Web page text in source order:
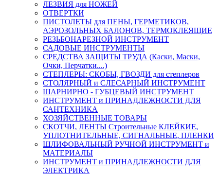
ЛЕЗВИЯ для НОЖЕЙ
ОТВЕРТКИ
ПИСТОЛЕТЫ для ПЕНЫ, ГЕРМЕТИКОВ,
АЭРОЗОЛЬНЫХ БАЛОНОВ, ТЕРМОКЛЕЯЩИЕ
РЕЗЬБОНАРЕЗНОЙ ИНСТРУМЕНТ
САДОВЫЕ ИНСТРУМЕНТЫ
СРЕДСТВА ЗАЩИТЫ ТРУДА (Каски, Маски,
Очки, Перчатки....)
СТЕПЛЕРЫ: СКОБЫ, ГВОЗДИ для степлеров
СТОЛЯРНЫЙ и СЛЕСАРНЫЙ ИНСТРУМЕНТ
ШАРНИРНО - ГУБЦЕВЫЙ ИНСТРУМЕНТ
ИНСТРУМЕНТ и ПРИНАДЛЕЖНОСТИ ДЛЯ
САНТЕХНИКА
ХОЗЯЙСТВЕННЫЕ ТОВАРЫ
СКОТЧИ, ЛЕНТЫ Строительные КЛЕЙКИЕ,
УПЛОТНИТЕЛЬНЫЕ, СИГНАЛЬНЫЕ, ПЛЕНКИ
ШЛИФОВАЛЬНЫЙ РУЧНОЙ ИНСТРУМЕНТ и
МАТЕРИАЛЫ
ИНСТРУМЕНТ и ПРИНАДЛЕЖНОСТИ ДЛЯ
ЭЛЕКТРИКА